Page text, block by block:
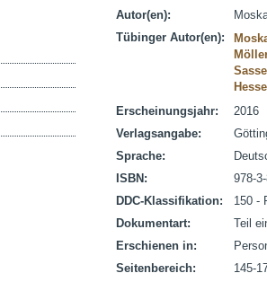
Autor(en):
Tübinger Autor(en):
Erscheinungsjahr:
2016
Verlagsangabe:
Sprache:
ISBN:
978-
DDC-Klassifikation:
150 -
Dokumentart:
Teil
Erschienen in:
Seitenbereich:
145-